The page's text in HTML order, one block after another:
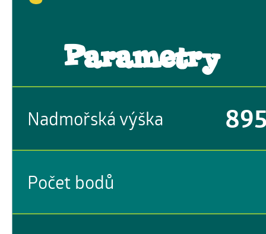
Parametry
Nadmořská výška
Počet bodů